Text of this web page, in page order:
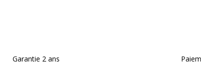
Garantie 2 ans